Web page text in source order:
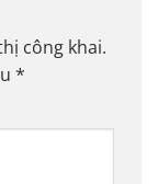
công khai.
*